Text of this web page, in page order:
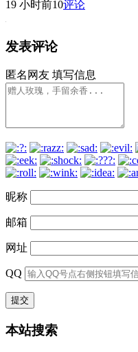
19 小时前10评论
发表评论
匿名网友 填写信息
昵称
邮箱
网址
QQ
本站搜索